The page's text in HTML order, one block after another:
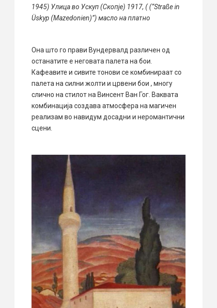
1945) Улица во Ускуп (Скопје) 1917, ( (“Straße in
Üskyp (Mazedonien)”) масло на платно
Она што го прави Вундервалд различен од
останатите е неговата палета на бои.
Кафеавите и сивите тонови се комбинираат со
палета на силни жолти и црвени бои , многу
слично на стилот на Винсент Ван Гог. Ваквата
комбинација создава атмосфера на магичен
реализам во навидум досадни и неромантични
сцени.